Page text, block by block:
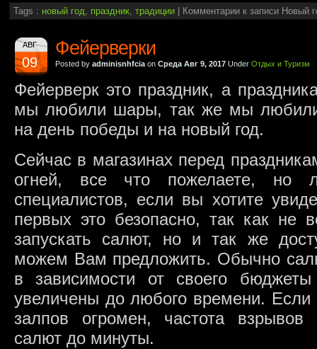
Tags : новый год, праздник, традиции Комментарии к записи Новый
АВГ
09
Фейерверки
Posted by adminisnhfcia on Среда Авг 9, 2017 Under Отдых и Туризм
Фейерверк это праздник, а
мы любили шары, так же мы
на день победы и на новый год.
Сейчас в магазинах перед
огней, все что пожелаете, но
специалистов, если вы хотите
первых это безопасно, так как не
запускать салют, но и так же
можем Вам предложить. Обычно
в зависимости от своего
увеличены до любого времени.
залпов огромен, частота
салют до минуты.